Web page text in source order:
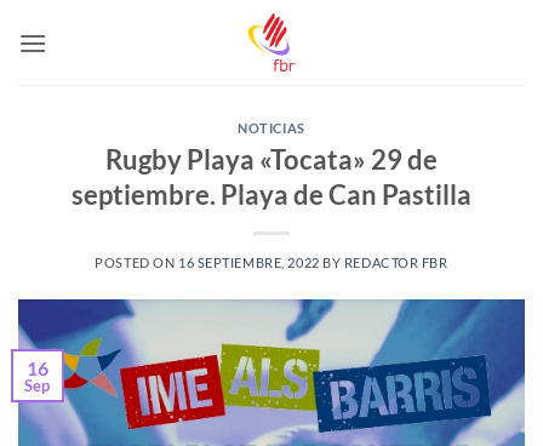
NOTICIAS
Rugby Playa «Tocata» 29 de
septiembre. Playa de Can Pastilla
POSTED ON 16 SEPTIEMBRE, 2022 BY REDACTOR FBR
16
Sep